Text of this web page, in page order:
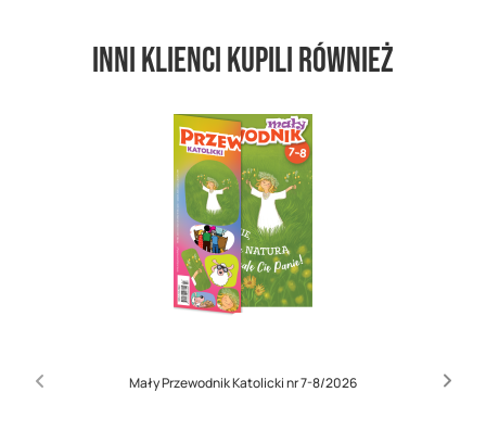
Inni klienci kupili również
Mały Przewodnik Katolicki nr 7-8/2026